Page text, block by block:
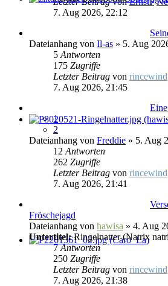
7. Aug 2026, 22:12
Dateianhang von Il-as » 5. Aug
5 Antworten
175 Zugriffe
Letzter Beitrag von rincewind
7. Aug 2026, 21:45
1
2
Dateianhang von Freddie » 5. Aug
12 Antworten
262 Zugriffe
Letzter Beitrag von rincewind
7. Aug 2026, 21:41
Fröschejagd
Dateianhang von hawisa » 4. Aug
Untertitel:Ringelnatter (Natrix
7Antworten
250 Zugriffe
Letzter Beitrag von rincewind
7. Aug 2026, 21:38